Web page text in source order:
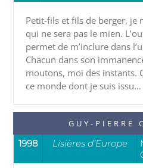
Petit-fils et fils de berger, je
qui ne sera pas le mien.
permet de m’inclure dans
Chacun dans son
moutons, moi des instants.
ce monde dont je suis
GUY-PIERRE
1998 Lisières d’Europe